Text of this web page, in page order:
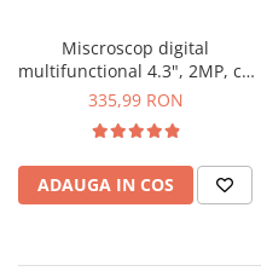
Genti pentru Scule si Unelte
Electronica
Unelte pentru Electronica
Aparate de Sudura in Puncte
Microscoape Digitale
ZUBR
Miscroscop digital
multifunctional 4.3", 2MP, cu
magnificare 1000X
335,99 RON
ADAUGA IN COS